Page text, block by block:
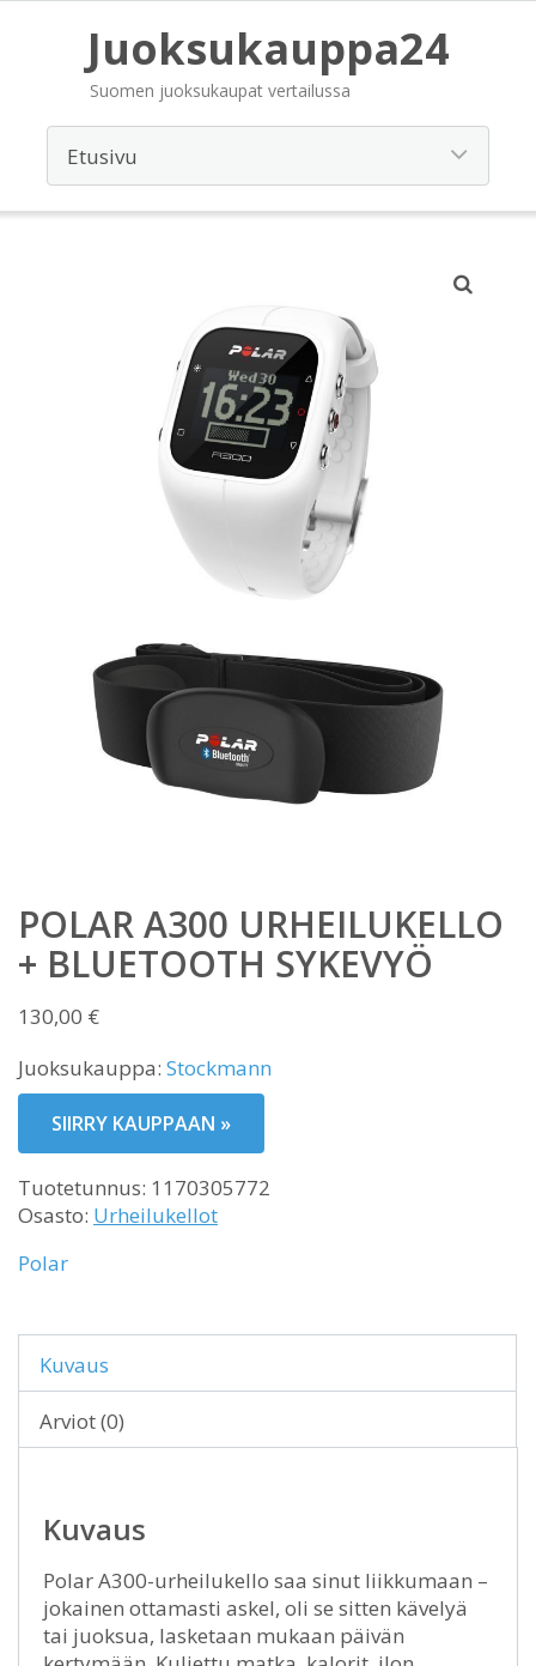
Juoksukauppa24
Suomen juoksukaupat vertailussa
POLAR A300 URHEILUKELLO
+ BLUETOOTH SYKEVYÖ
130,00 €
Juoksukauppa: Stockmann
SIIRRY KAUPPAAN »
Tuotetunnus: 1170305772
Osasto: Urheilukellot
Polar
Kuvaus
Arviot (0)
Kuvaus
Polar A300-urheilukello saa sinut liikkumaan –
jokainen ottamasti askel, oli se sitten kävelyä
tai juoksua, lasketaan mukaan päivän